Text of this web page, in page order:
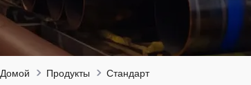
Домой Продукты Стандарт